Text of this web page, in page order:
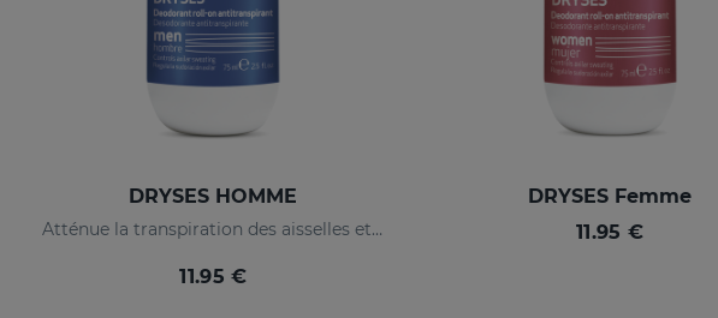
DRYSES HOMME
Atténue la transpiration des aisselles et supprime naturellement les odeurs corporelles.
11.95 €
DRYSES Femme
11.95 €